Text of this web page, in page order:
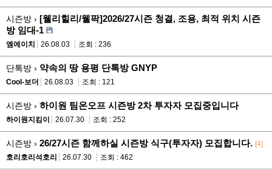
시즌방 › [웰리힐리/웰팍]2026/27시즌 청결, 조용, 최적 위치 시즌
방 임대-1
엠에이치 26.08.03 조회 : 236
단톡방 › 약속의 땅 용평 단톡방 GNYP
Cool-보더 26.08.03 조회 : 121
시즌방 › 하이원 팀온오프 시즌방 2차 투자자 모집중입니다
하이원지킴이 26.07.30 조회 : 252
시즌방 › 26/27시즌 함께하실 시즌방 식구(투자자) 모집합니다. [4]
호리호리석호리
26.07.30 조회 : 462